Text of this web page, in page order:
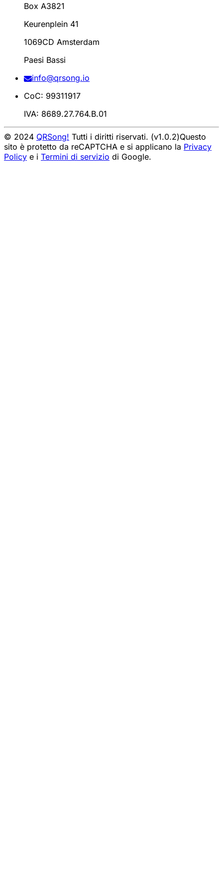
Box A3821
Keurenplein 41
1069CD Amsterdam
Paesi Bassi
info@qrsong.io
CoC: 99311917
IVA: 8689.27.764.B.01
© 2024 QRSong! Tutti i diritti riservati. (v1.0.2)Questo
sito è protetto da reCAPTCHA e si applicano la Privacy
Policy e i Termini di servizio di Google.